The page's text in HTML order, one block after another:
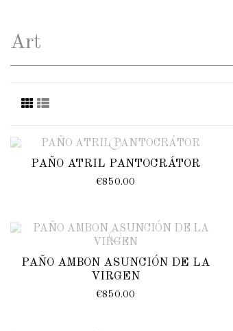
Art
PAÑO ATRIL PANTOCRÁTOR
€850.00
PAÑO AMBON ASUNCIÓN DE LA
VIRGEN
€850.00